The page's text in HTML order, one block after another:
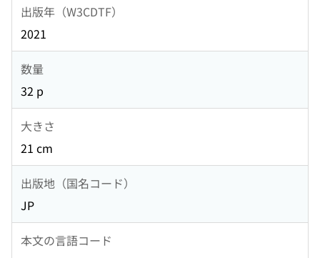
出版年（W3CDTF）
2021
数量
32 p
大きさ
21 cm
出版地（国名コード）
JP
本文の言語コード